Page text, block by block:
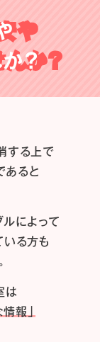
？
する上で
あると
によって
いる方も
は
報」